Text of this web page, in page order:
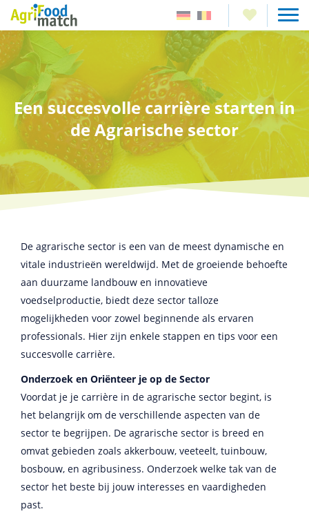
Een succesvolle carrière starten in
de Agrarische sector
De agrarische sector is een van de meest dynamische en
vitale industrieën wereldwijd. Met de groeiende behoefte
aan duurzame landbouw en innovatieve
voedselproductie, biedt deze sector talloze
mogelijkheden voor zowel beginnende als ervaren
professionals. Hier zijn enkele stappen en tips voor een
succesvolle carrière.
Onderzoek en Oriënteer je op de Sector
Voordat je je carrière in de agrarische sector begint, is
het belangrijk om de verschillende aspecten van de
sector te begrijpen. De agrarische sector is breed en
omvat gebieden zoals akkerbouw, veeteelt, tuinbouw,
bosbouw, en agribusiness. Onderzoek welke tak van de
sector het beste bij jouw interesses en vaardigheden
past.